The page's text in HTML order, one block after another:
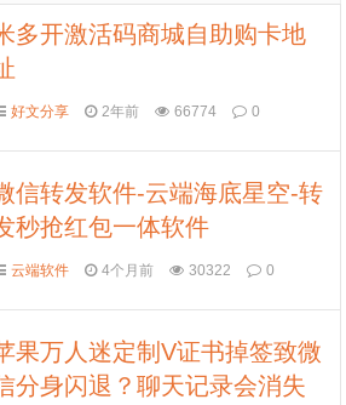
多开激活码商城自助购卡地
好文分享 2年前 66774 0
信转发软件-云端海底星空-转
秒抢红包一体软件
云端软件 4个月前 30322 0
果万人迷定制V证书掉签致微
分身闪退？聊天记录会消失